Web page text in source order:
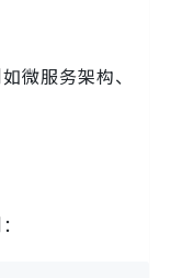
微服务架构、